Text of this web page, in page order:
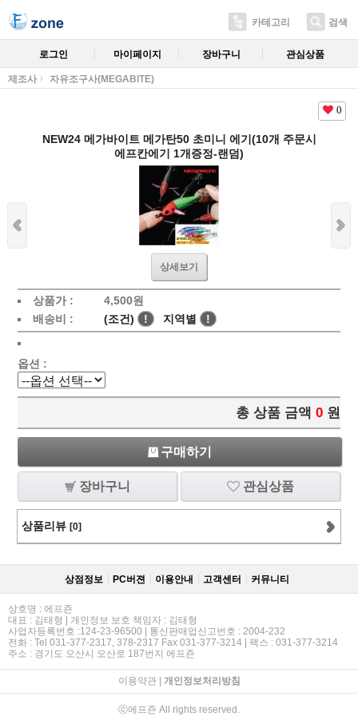
카테고리 검색
로그인 마이페이지 장바구니 관심상품
제조사 자유조구사(MEGABITE)
0
NEW24 메가바이트 메가탄50 초미니 에기(10개 주문시
에프칸에기 1개증정-랜덤)
상세보기
상품가 : 4,500원
배송비 :
(조건) ! 지역별 !
옵션 :
총 상품 금액 0 원
구매하기
장바구니 관심상품
상품리뷰 [0]
상점정보 PC버젼 이용안내 고객센터 커뮤니티
상호명 : 에프죤
대표 : 김태형 | 개인정보 보호 책임자 : 김태형
사업자등록번호 :124-23-96500 | 통신판매업신고번호 : 2004-232
전화 : Tel 031-377-2317, 378-2317 Fax 031-377-3214 | 팩스 : 031-377-3214
주소 : 경기도 오산시 오산로 187번지 에프죤
이용약관| 개인정보처리방침
ⓒ에프죤 All rights reserved.